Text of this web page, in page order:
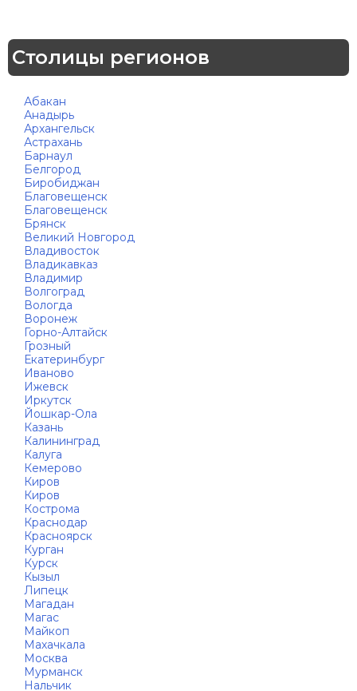
Столицы регионов
Абакан
Анадырь
Архангельск
Астрахань
Барнаул
Белгород
Биробиджан
Благовещенск
Благовещенск
Брянск
Великий Новгород
Владивосток
Владикавказ
Владимир
Волгоград
Вологда
Воронеж
Горно-Алтайск
Грозный
Екатеринбург
Иваново
Ижевск
Иркутск
Йошкар-Ола
Казань
Калининград
Калуга
Кемерово
Киров
Киров
Кострома
Краснодар
Красноярск
Курган
Курск
Кызыл
Липецк
Магадан
Магас
Майкоп
Махачкала
Москва
Мурманск
Нальчик